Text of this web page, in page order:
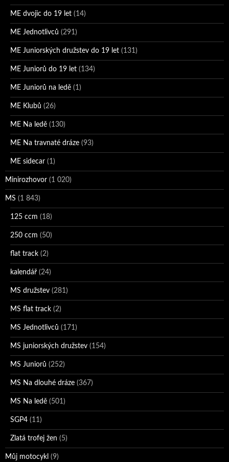
ME dvojic do 19 let (14)
ME Jednotlivců (291)
ME Juniorských družstev do 19 let (131)
ME Juniorů do 19 let (134)
ME Juniorů na ledě (1)
ME Klubů (26)
ME Na ledě (130)
ME Na travnaté dráze (93)
ME sidecar (1)
Minirozhovor (1 020)
MS (1 843)
125 ccm (18)
250 ccm (50)
flat track (2)
kalendář (24)
MS družstev (281)
MS flat track (2)
MS Jednotlivců (171)
MS juniorských družstev (154)
MS Juniorů (252)
MS Na dlouhé dráze (367)
MS Na ledě (501)
SGP4 (11)
Zlatá trofej žen (5)
Můj motocykl (9)